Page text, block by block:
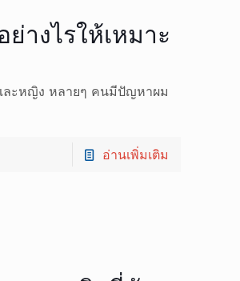
างไรให้เหมาะ
ละหญิง หลายๆ คนมีปัญหาผม
อ่านเพิ่มเติม